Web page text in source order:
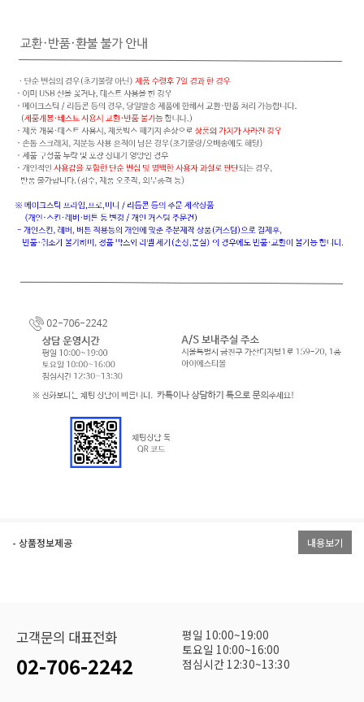
- 상품정보제공 내용보기
고객문의 대표전화
02-706-2242
평일 10:00~19:00
토요일 10:00~16:00
점심시간 12:30~13:30